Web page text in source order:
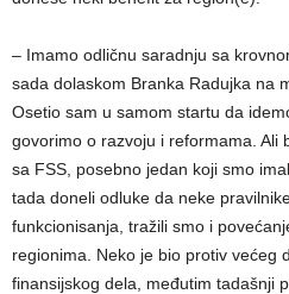
– Imamo odličnu saradnju sa
sada dolaskom Branka Radujka na
Osetio sam u samom startu da
govorimo o razvoju i reformama. Ali
sa FSS, posebno jedan koji smo
tada doneli odluke da neke
funkcionisanja, tražili smo i
regionima. Neko je bio protiv većeg
finansijskog dela, međutim tadašnji